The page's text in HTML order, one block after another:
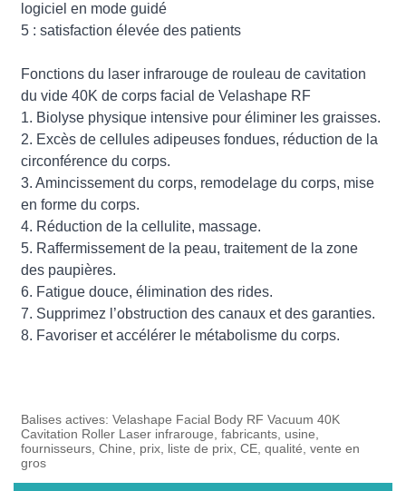
logiciel en mode guidé
5 : satisfaction élevée des patients
Fonctions du laser infrarouge de rouleau de cavitation
du vide 40K de corps facial de Velashape RF
1. Biolyse physique intensive pour éliminer les graisses.
2. Excès de cellules adipeuses fondues, réduction de la
circonférence du corps.
3. Amincissement du corps, remodelage du corps, mise
en forme du corps.
4. Réduction de la cellulite, massage.
5. Raffermissement de la peau, traitement de la zone
des paupières.
6. Fatigue douce, élimination des rides.
7. Supprimez l’obstruction des canaux et des garanties.
8. Favoriser et accélérer le métabolisme du corps.
Balises actives: Velashape Facial Body RF Vacuum 40K
Cavitation Roller Laser infrarouge, fabricants, usine,
fournisseurs, Chine, prix, liste de prix, CE, qualité, vente en
gros